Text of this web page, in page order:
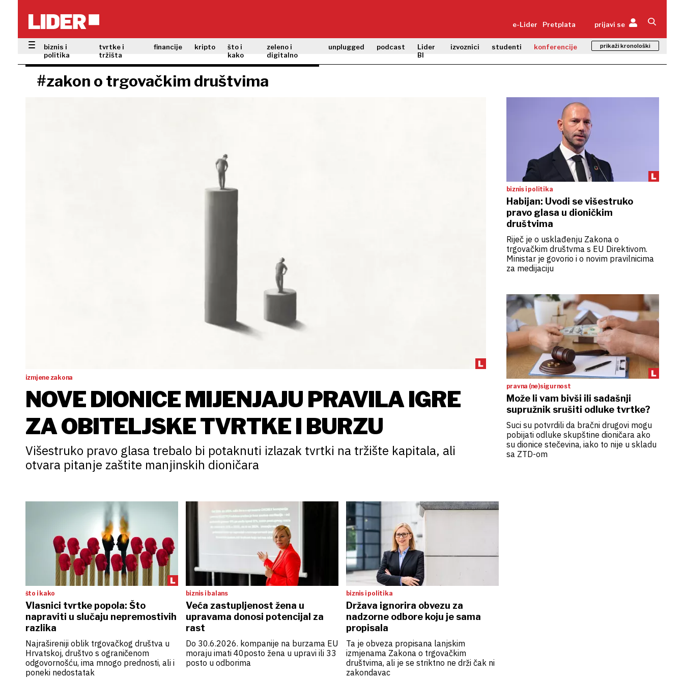
e-Lider Pretplata prijavi se
biznis i
politika
tvrtke i
tržišta
financije kripto
što i
kako
zeleno i
digitalno
unplugged podcast
Lider
BI
izvoznici studenti konferencije prikaži kronološki
#zakon o trgovačkim društvima
izmjene zakona
NOVE DIONICE MIJENJAJU PRAVILA IGRE
ZA OBITELJSKE TVRTKE I BURZU
Višestruko pravo glasa trebalo bi potaknuti izlazak tvrtki na tržište kapitala, ali
otvara pitanje zaštite manjinskih dioničara
biznis i politika
Habijan: Uvodi se višestruko
pravo glasa u dioničkim
društvima
Riječ je o usklađenju Zakona o
trgovačkim društvma s EU Direktivom.
Ministar je govorio i o novim pravilnicima
za medijaciju
pravna (ne)sigurnost
Može li vam bivši ili sadašnji
supružnik srušiti odluke tvrtke?
Suci su potvrdili da bračni drugovi mogu
pobijati odluke skupštine dioničara ako
su dionice stečevina, iako to nije u skladu
sa ZTD-om
što i kako
Vlasnici tvrtke popola: Što
napraviti u slučaju nepremostivih
razlika
Najrašireniji oblik trgovačkog društva u
Hrvatskoj, društvo s ograničenom
odgovornošću, ima mnogo prednosti, ali i
poneki nedostatak
biznis i balans
Veća zastupljenost žena u
upravama donosi potencijal za
rast
Do 30.6.2026. kompanije na burzama EU
moraju imati 40posto žena u upravi ili 33
posto u odborima
biznis i politika
Država ignorira obvezu za
nadzorne odbore koju je sama
propisala
Ta je obveza propisana lanjskim
izmjenama Zakona o trgovačkim
društvima, ali je se striktno ne drži čak ni
zakondavac